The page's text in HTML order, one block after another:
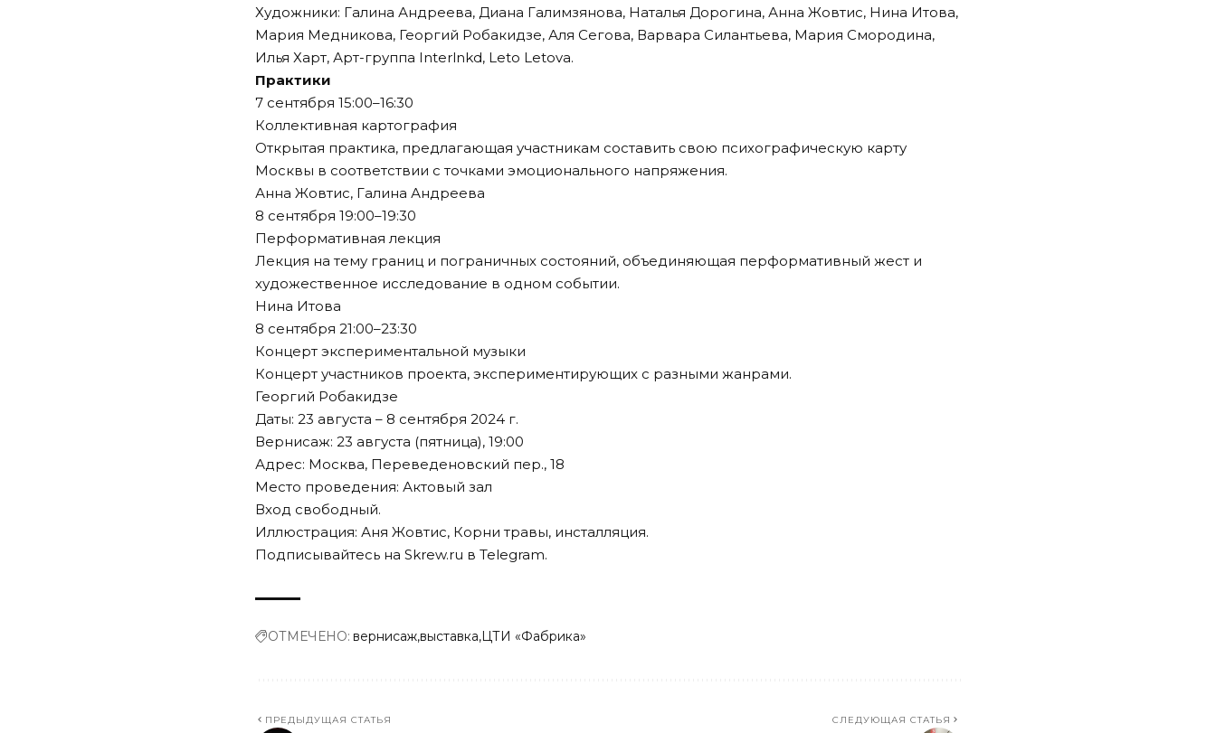
Художники: Галина Андреева, Диана Галимзянова, Наталья Дорогина, Анна Жовтис, Нина Итова,
Мария Медникова, Георгий Робакидзе, Аля Сегова, Варвара Силантьева, Мария Смородина,
Илья Харт, Арт-группа Interlnkd, Leto Letova.
Практики
7 сентября 15:00–16:30
Коллективная картография
Открытая практика, предлагающая участникам составить свою психографическую карту
Москвы в соответствии с точками эмоционального напряжения.
Анна Жовтис, Галина Андреева
8 сентября 19:00–19:30
Перформативная лекция
Лекция на тему границ и пограничных состояний, объединяющая перформативный жест и
художественное исследование в одном событии.
Нина Итова
8 сентября 21:00–23:30
Концерт экспериментальной музыки
Концерт участников проекта, экспериментирующих с разными жанрами.
Георгий Робакидзе
Даты: 23 августа – 8 сентября 2024 г.
Вернисаж: 23 августа (пятница), 19:00
Адрес: Москва, Переведеновский пер., 18
Место проведения: Актовый зал
Вход свободный.
Иллюстрация: Аня Жовтис, Корни травы, инсталляция.
Подписывайтесь на Skrew.ru в Telegram.
ОТМЕЧЕНО: вернисаж выставка ЦТИ «Фабрика»
ПРЕДЫДУЩАЯ СТАТЬЯ СЛЕДУЮЩАЯ СТАТЬЯ